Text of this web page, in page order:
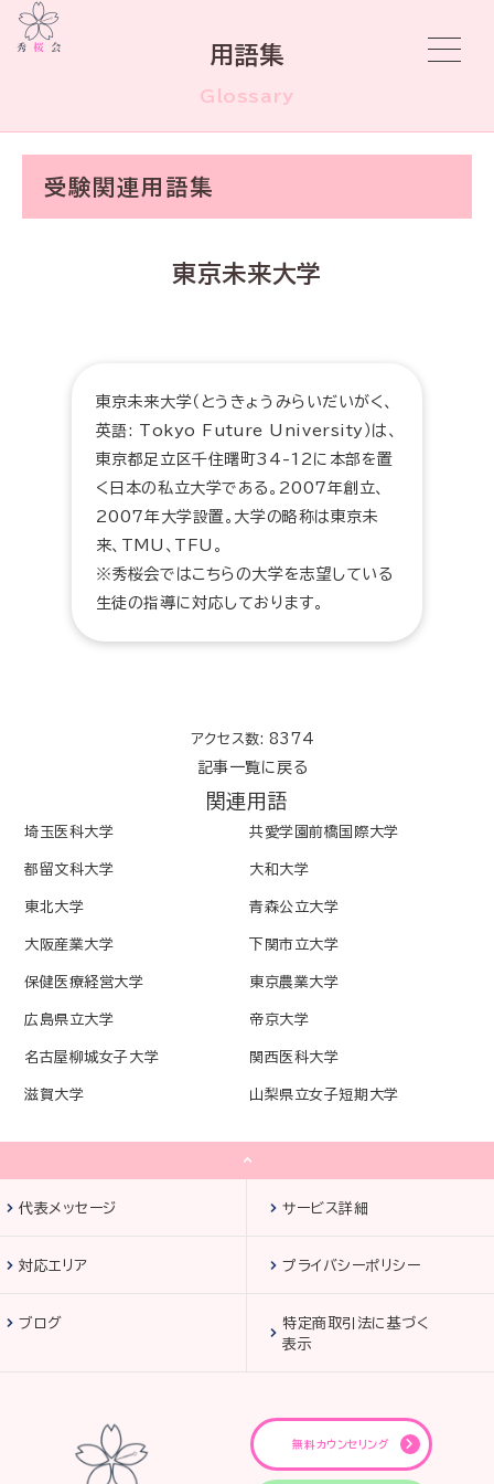
用語集
Glossary
受験関連用語集
東京未来大学
東京未来大学（とうきょうみらいだいがく、
英語: Tokyo Future University）は、
東京都足立区千住曙町34-12に本部を置
く日本の私立大学である。2007年創立、
2007年大学設置。大学の略称は東京未
来、TMU、TFU。
※秀桜会ではこちらの大学を志望している
生徒の指導に対応しております。
アクセス数: 8374
記事一覧に戻る
関連用語
埼玉医科大学 共愛学園前橋国際大学
都留文科大学 大和大学
東北大学 青森公立大学
大阪産業大学 下関市立大学
保健医療経営大学 東京農業大学
広島県立大学 帝京大学
名古屋柳城女子大学 関西医科大学
滋賀大学 山梨県立女子短期大学
代表メッセージ サービス詳細
対応エリア プライバシーポリシー
ブログ
特定商取引法に基づく
表示
無料カウンセリング